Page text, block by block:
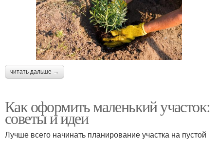
читать дальше →
Как оформить маленький участок:
советы и идеи
Лучше всего начинать планирование участка на пустой